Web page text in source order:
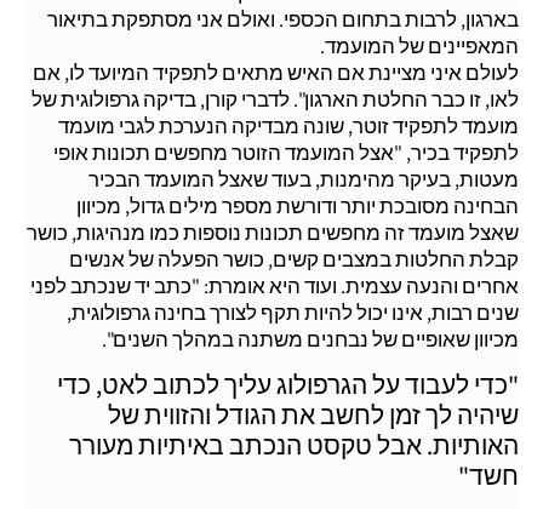
בארגון, לרבות בתחום הכספי. ואולם אני מסתפקת בתיאור
המאפיינים של המועמד.
לעולם איני מציינת אם האיש מתאים לתפקיד המיועד לו, אם
לאו, זו כבר החלטת הארגון". לדברי קורן, בדיקה גרפולוגית של
מועמד לתפקיד זוטר, שונה מבדיקה הנערכת לגבי מועמד
לתפקיד בכיר, "אצל המועמד הזוטר מחפשים תכונות אופי
מעטות, בעיקר מהימנות, בעוד שאצל המועמד הבכיר
הבחינה מסובכת יותר ודורשת מספר מילים גדול, מכיוון
שאצל מועמד זה מחפשים תכונות נוספות כמו מנהיגות, כושר
קבלת החלטות במצבים קשים, כושר הפעלה של אנשים
אחרים והנעה עצמית. ועוד היא אומרת: "כתב יד שנכתב לפני
שנים רבות, אינו יכול להיות תקף לצורך בחינה גרפולוגית,
מכיוון שאופיים של נבחנים משתנה במהלך השנים".
"כדי לעבוד על הגרפולוג עליך לכתוב לאט, כדי
שיהיה לך זמן לחשב את הגודל והזווית של
האותיות. אבל טקסט הנכתב באיתיות מעורר
חשד"